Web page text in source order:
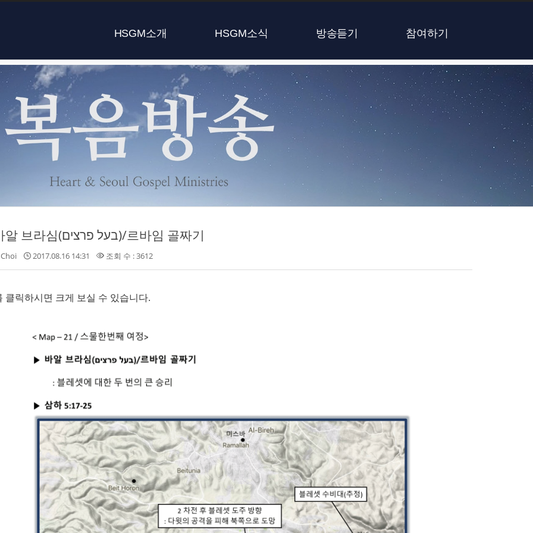
HSGM소개 HSGM소식 방송듣기 참여하기
21 - 바알 브라심(בעל פרצים)/르바임 골짜기
2017.08.16 14:31 조회 수 : 3612
클릭하시면 크게 보실 수 있습니다.